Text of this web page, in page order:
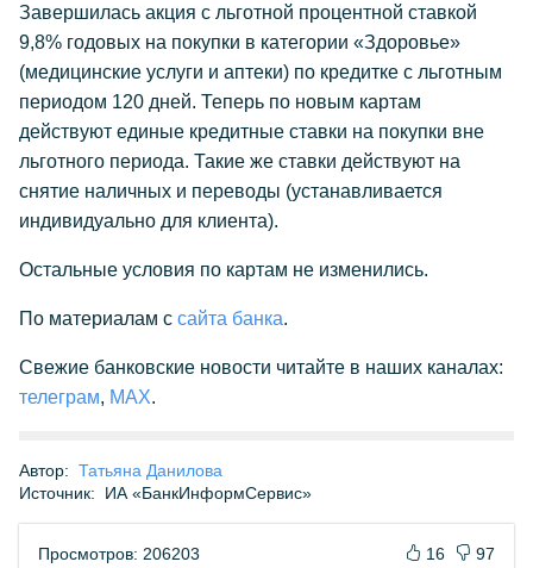
Завершилась акция с льготной процентной ставкой
9,8% годовых на покупки в категории «Здоровье»
(медицинские услуги и аптеки) по кредитке с льготным
периодом 120 дней. Теперь по новым картам
действуют единые кредитные ставки на покупки вне
льготного периода. Такие же ставки действуют на
снятие наличных и переводы (устанавливается
индивидуально для клиента).
Остальные условия по картам не изменились.
По материалам с сайта банка.
Свежие банковские новости читайте в наших каналах:
телеграм, МАX.
Автор: Татьяна Данилова
Источник:
ИА «БанкИнформСервис»
Просмотров: 206203 16 97